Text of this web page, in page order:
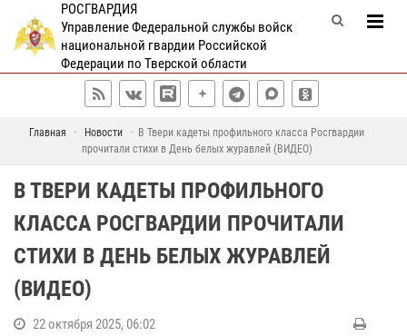
РОСГВАРДИЯ
Управление Федеральной службы войск
национальной гвардии Российской
Федерации по Тверской области
Главная Новости
В Твери кадеты профильного класса Росгвардии
прочитали стихи в День белых журавлей (ВИДЕО)
В ТВЕРИ КАДЕТЫ ПРОФИЛЬНОГО
КЛАССА РОСГВАРДИИ ПРОЧИТАЛИ
СТИХИ В ДЕНЬ БЕЛЫХ ЖУРАВЛЕЙ
(ВИДЕО)
22 октября 2025, 06:02